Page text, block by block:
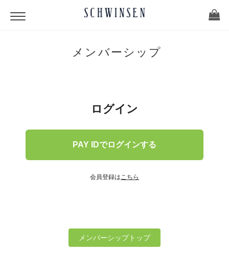
メンバーシップ
ログイン
PAY IDでログインする
会員登録はこちら
メンバーシップトップ